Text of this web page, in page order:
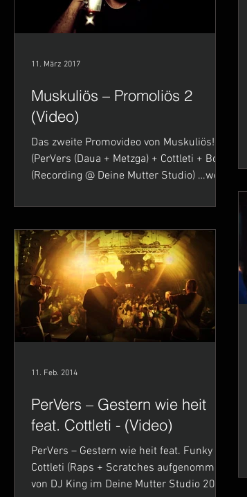
Muskuliös – Promoliös 2
(Video)
Das zweite Promovideo von Muskuliös!
(PerVers (Daua + Metzga) + Cottleti + Bonz)
(Recording @ Deine Mutter Studio) …wo
11. März 2017
PerVers – Gestern wie heit
feat. Cottleti - (Video)
PerVers – Gestern wie heit feat. Funky
Cottleti (Raps + Scratches aufgenommen
von DJ King im Deine Mutter Studio 2013)
11. Feb. 2014